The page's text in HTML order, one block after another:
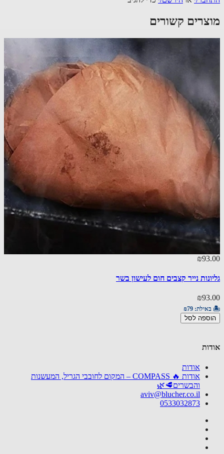
קשורים
נייר קצבים חום לעישון בשר
₪79
לסל
אודות
אודות 🔥 COMPASS – המקום לחובבי הגריל, המעשנות
והבשרים🥩🌿
aviv@blucher.co.il
0533032873